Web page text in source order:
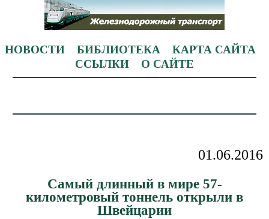
НОВОСТИ БИБЛИОТЕКА
КАРТА САЙТА
ССЫЛКИ
О САЙТЕ
01.06.2016
Самый длинный в мире 57-
километровый тоннель открыли в
Швейцарии